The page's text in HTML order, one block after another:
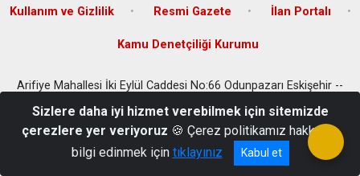
Kullanım ve Gizlilik Resmi Gazete İlan Portalı
Kamu Denetçiliği Kurumu
Arifiye Mahallesi İki Eylül Caddesi No:66 Odunpazarı Eskişehir --
+90(222) 214 2626 Belge Geçer :+90(222) 214 2763
Sizlere daha iyi hizmet verebilmek için sitemizde
çerezlere yer veriyoruz 🍪 Çerez politikamız hakkında
bilgi edinmek için tıklayınız Kabul et